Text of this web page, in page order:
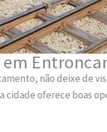
em
não deixe de
cidade oferece boas